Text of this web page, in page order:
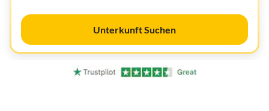
Unterkunft Suchen